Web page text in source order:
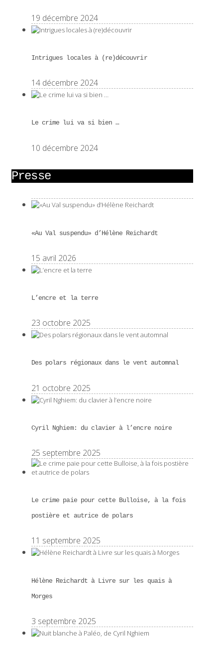
19 décembre 2024
Intrigues locales à (re)découvrir
14 décembre 2024
Le crime lui va si bien …
10 décembre 2024
Presse
«Au Val suspendu» d’Hélène Reichardt
15 avril 2026
L’encre et la terre
23 octobre 2025
Des polars régionaux dans le vent automnal
21 octobre 2025
Cyril Nghiem: du clavier à l’encre noire
25 septembre 2025
Le crime paie pour cette Bulloise, à la fois
postière et autrice de polars
11 septembre 2025
Hélène Reichardt à Livre sur les quais à
Morges
3 septembre 2025